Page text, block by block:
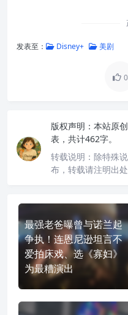
发表至： Disney+ 美剧
0
版权声明： 本站原
表，共计462字。
转载说明： 除特殊
布，转载请注明出处
最强老爸曝曾与诺兰起
争执！连恩尼逊坦言不
爱拍床戏、选《寡妇》
为最糟演出